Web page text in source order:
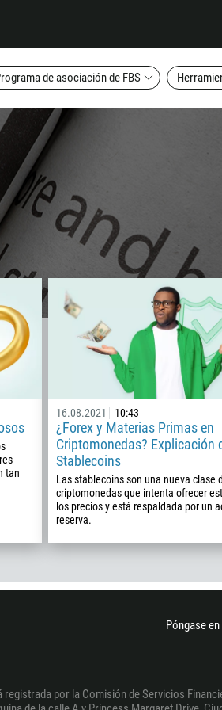
de asociación de FBS
tan
16.08.2021 10:43
¿Forex y Materias Primas en
Criptomonedas? Explicación
Stablecoins
Las stablecoins son una nueva clase
criptomonedas que intenta ofrecer
los precios y está respaldada por un
reserva.
Póngase
por la Comisión de Servicios
Callback
23:00